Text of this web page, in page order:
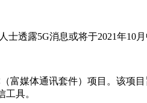
透露5G消息或将于2021年10月
富媒体通讯套件）项目。该项
具。